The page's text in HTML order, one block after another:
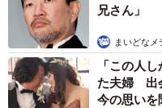
兄さん」
まいどなメ
「この人
た夫婦 出
今の思いを